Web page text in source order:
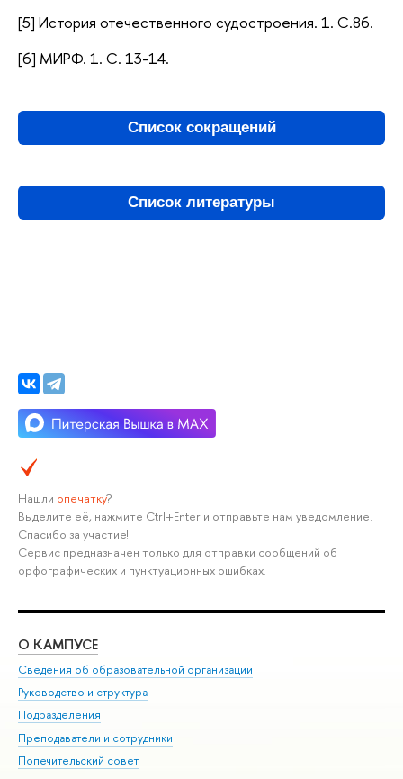
[5] История отечественного судостроения. 1. С.86.
[6] МИРФ. 1. С. 13-14.
Список сокращений
Список литературы
Нашли опечатку?
Выделите её, нажмите Ctrl+Enter и отправьте нам уведомление.
Спасибо за участие!
Сервис предназначен только для отправки сообщений об
орфографических и пунктуационных ошибках.
О КАМПУСЕ
Сведения об образовательной организации
Руководство и структура
Подразделения
Преподаватели и сотрудники
Попечительский совет